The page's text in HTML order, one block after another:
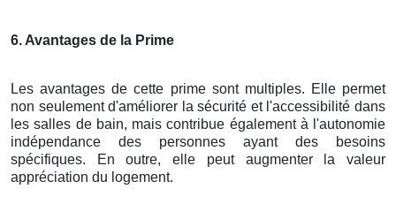
6. Avantages de la Prime
Les avantages de cette prime sont multiples. Elle permet
non seulement d'améliorer la sécurité et l'accessibilité dans
les salles de bain, mais contribue également à l'autonomie
indépendance des personnes ayant des besoins
spécifiques. En outre, elle peut augmenter la valeur
appréciation du logement.